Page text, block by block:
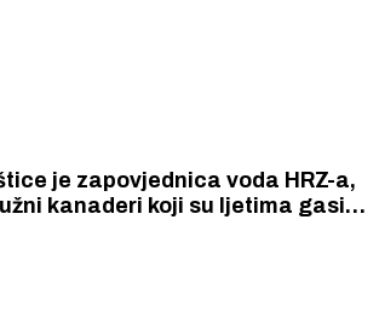
je zapovjednica voda HRZ-a,
kanaderi koji su ljetima gasili